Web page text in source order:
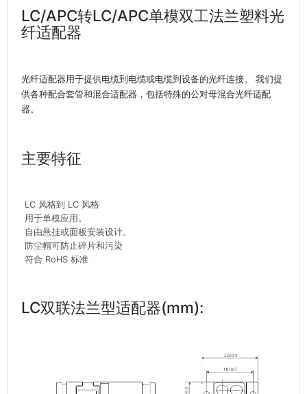
LC/APC转LC/APC单模双工法兰塑料光
纤适配器
光纤适配器用于提供电缆到电缆或电缆到设备的光纤连接。 我们提
供各种配合套管和混合适配器，包括特殊的公对母混合光纤适配
器。
主要特征
LC 风格到 LC 风格
用于单模应用。
自由悬挂或面板安装设计。
防尘帽可防止碎片和污染
符合 RoHS 标准
LC双联法兰型适配器(mm):